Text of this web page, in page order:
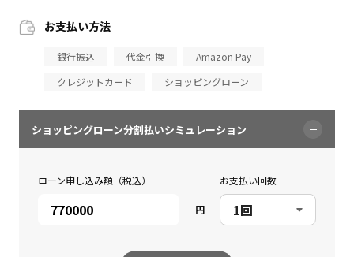
お支払い方法
銀行振込 代金引換
Amazon Pay
クレジットカード
ショッピングローン
ショッピングローン分割払いシミュレーション
ローン申し込み額（税込）
円
お支払い回数